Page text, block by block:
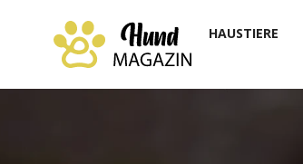
HAUSTIERE